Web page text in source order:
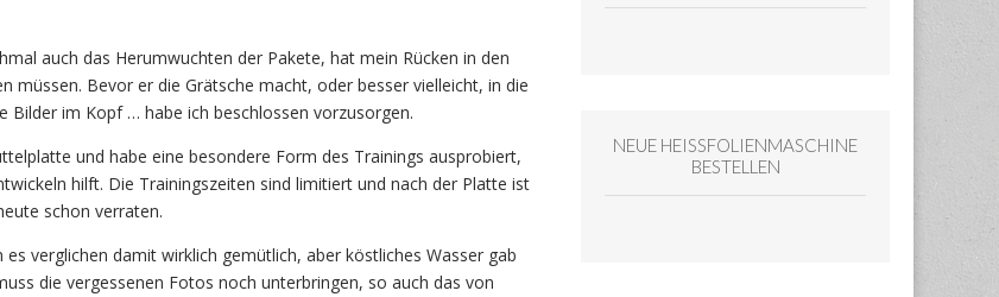
auch das Herumwuchten der Pakete, hat mein Rücken in den
müssen. Bevor er die Grätsche macht, oder besser vielleicht, in die
Bilder im Kopf … habe ich beschlossen vorzusorgen.
und habe eine besondere Form des Trainings ausprobiert,
hilft. Die Trainingszeiten sind limitiert und nach der Platte ist
schon verraten.
verglichen damit wirklich gemütlich, aber köstliches Wasser gab
die vergessenen Fotos noch unterbringen, so auch das von
NEUE HEISSFOLIENMASCHINE
BESTELLEN